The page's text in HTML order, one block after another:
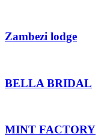
Zambezi lodge
BELLA BRIDAL
MINT FACTORY